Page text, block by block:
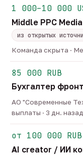
1 000–10 000
Middle PPC
из открытых
Команда скрыта ·
85 000 RUB
Бухгалтер
АО "Современные
выплаты · 3 дн. назад
от 100 000 RUB
AI creator / ИИ